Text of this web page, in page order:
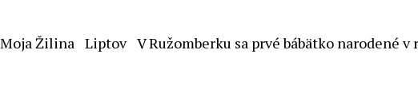
Moja Žilina Liptov V Ružomberku sa prvé bábätko narodené v